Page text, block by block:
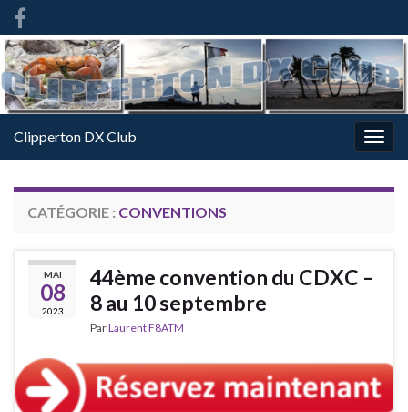
Clipperton DX Club
CATÉGORIE : CONVENTIONS
MAI
08
2023
44ème convention du CDXC –
8 au 10 septembre
ParLaurent F8ATM